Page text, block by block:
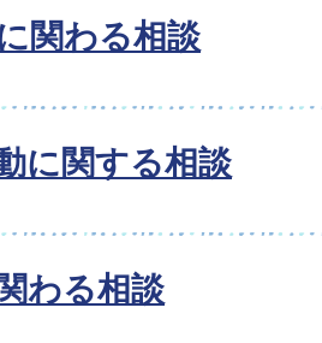
関わる相談
に関する相談
わる相談